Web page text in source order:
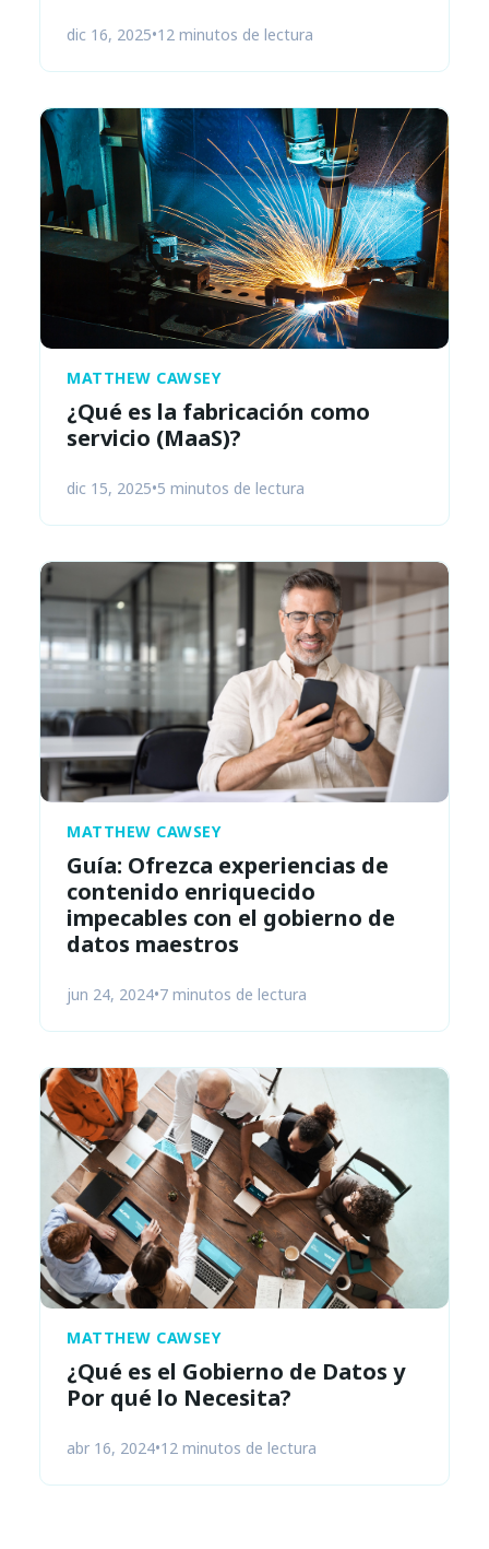
dic 16, 2025•12 minutos de lectura
MATTHEW CAWSEY
¿Qué es la fabricación como
servicio (MaaS)?
dic 15, 2025•5 minutos de lectura
MATTHEW CAWSEY
Guía: Ofrezca experiencias de
contenido enriquecido
impecables con el gobierno de
datos maestros
jun 24, 2024•7 minutos de lectura
MATTHEW CAWSEY
¿Qué es el Gobierno de Datos y
Por qué lo Necesita?
abr 16, 2024•12 minutos de lectura